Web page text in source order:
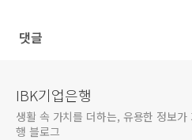
댓글
IBK기업은행
생활 속 가치를 더하는, 유용한 정보
행 블로그